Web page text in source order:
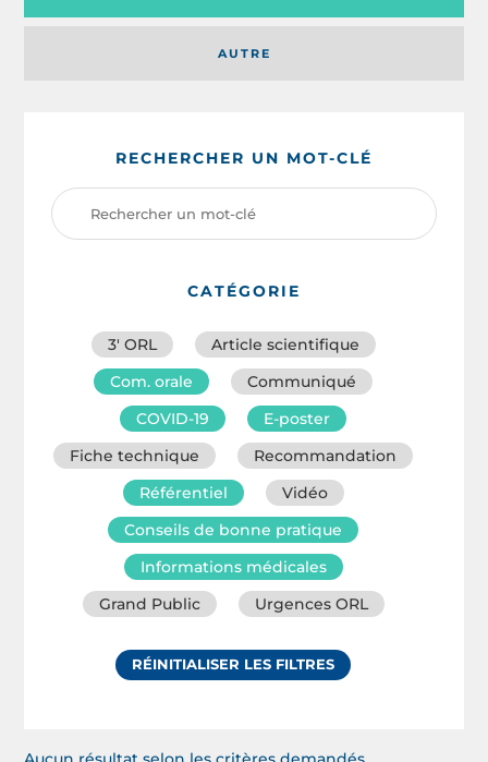
AUTRE
RECHERCHER UN MOT-CLÉ
CATÉGORIE
3′ ORL
Article scientifique
Com. orale
Communiqué
COVID-19
E-poster
Fiche technique
Recommandation
Référentiel
Vidéo
Conseils de bonne pratique
Informations médicales
Grand Public
Urgences ORL
RÉINITIALISER LES FILTRES